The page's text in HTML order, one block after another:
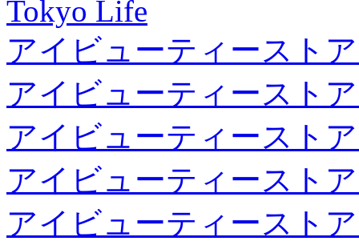
Tokyo Life
アイビューティースト
アイビューティースト
アイビューティースト
アイビューティースト
アイビューティースト